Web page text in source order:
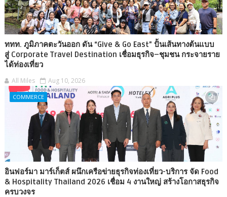
ททท. ภูมิภาคตะวันออก ดัน “Give & Go East” ปั้นเส้นทางต้นแบบ
สู่ Corporate Travel Destination เชื่อมธุรกิจ–ชุมชน กระจายราย
ได้ท่องเที่ยว
All Miles Aug 10, 2026
COMMERCE
อินฟอร์มา มาร์เก็ตส์ ผนึกเครือข่ายธุรกิจท่องเที่ยว-บริการ จัด Food
& Hospitality Thailand 2026 เชื่อม 4 งานใหญ่ สร้างโอกาสธุรกิจ
ครบวงจร